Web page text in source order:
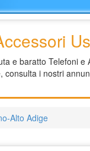
e baratto Telefoni
consulta i nostri
Alto Adige